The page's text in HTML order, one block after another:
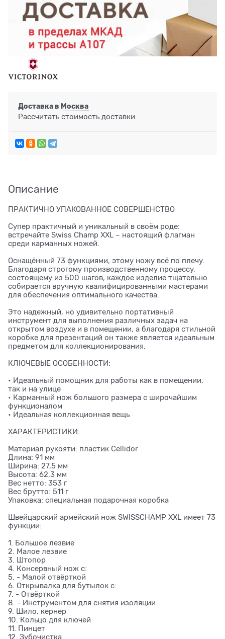
Доставка в Москва
Рассчитать стоимость доставки
Описание
ПРАКТИЧНО УПАКОВАННОЕ СОВЕРШЕНСТВО
Супер практичный и уникальный в своём роде:
встречайте Swiss Champ XXL – настоящий флагман
среди карманных ножей.
Оснащённый 73 функциями, этому ножу всё по плечу.
Благодаря строгому производственному процессу,
состоящему из 500 шагов, каждое изделие тщательно
собирается вручную квалифицированными мастерами
для обеспечения оптимального качества.
Это надежный, но удивительно портативный
инструмент для выполнения различных задач на
открытом воздухе и в помещении, а благодаря стильной
коробке для презентаций он также является идеальным
предметом для коллекционирования.
КЛЮЧЕВЫЕ ОСОБЕННОСТИ:
• Идеальный помощник для работы как в помещении,
так и на улице
• Карманный нож большого размера с широчайшим
функционалом
• Идеальная коллекционная вещь
ХАРАКТЕРИСТИКИ:
Материал рукояти: пластик Cellidor
Длина: 91 мм
Ширина: 27,5 мм
Высота: 62,3 мм
Вес нетто: 353 г
Вес брутто: 511 г
Упаковка: специальная подарочная коробка
Швейцарский армейский нож SWISSCHAMP XXL имеет 73
функции:
1. Большое лезвие
2. Малое лезвие
3. Штопор
4. Консервный нож с:
5. - Малой отвёрткой
6. Открывалка для бутылок с:
7. - Отвёрткой
8. - Инструментом для снятия изоляции
9. Шило, кернер
10. Кольцо для ключей
11. Пинцет
12. Зубочистка